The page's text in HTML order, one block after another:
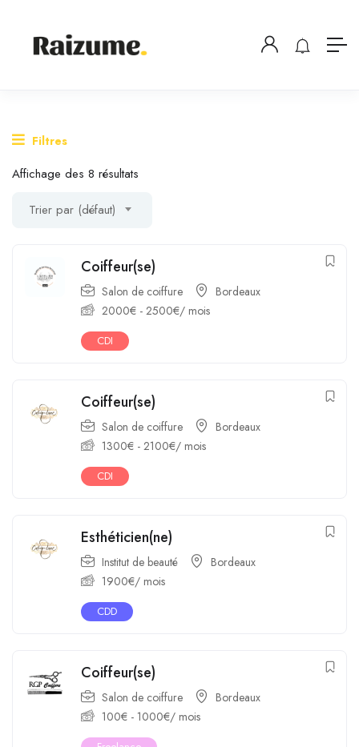
Filtres
Affichage des 8 résultats
Trier par (défaut)
Coiffeur(se)
Salon de coiffure
Bordeaux
2000€ - 2500€/ mois
CDI
Coiffeur(se)
Salon de coiffure
Bordeaux
1300€ - 2100€/ mois
CDI
Esthéticien(ne)
Institut de beauté
Bordeaux
1900€/ mois
CDD
Coiffeur(se)
Salon de coiffure
Bordeaux
100€ - 1000€/ mois